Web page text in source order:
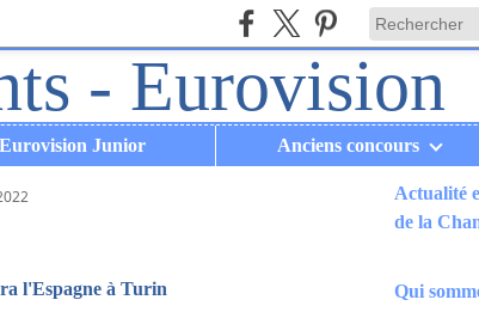
Eurovision Junior Anciens concours
l'Espagne à Turin
Actualité
de la
Qui